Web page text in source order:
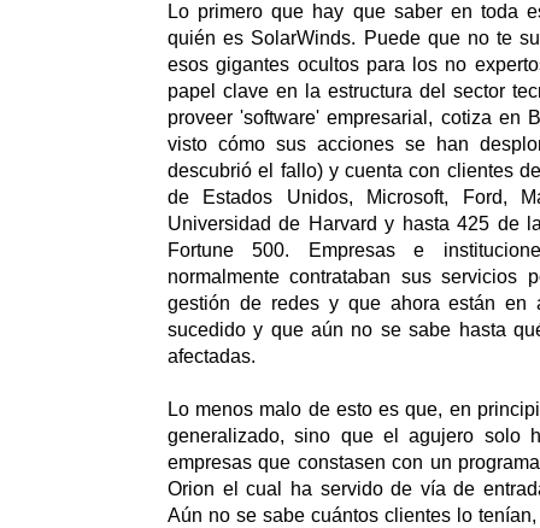
Lo primero que hay que saber en toda
quién es SolarWinds. Puede que no te
esos gigantes ocultos para los no
papel clave en la estructura del sector
proveer 'software' empresarial, cotiza en
visto cómo sus acciones se han
descubrió el fallo) y cuenta con clientes
de Estados Unidos, Microsoft, Ford,
Universidad de Harvard y hasta 425 de
Fortune 500. Empresas e
normalmente contrataban sus servicios
gestión de redes y que ahora están en
sucedido y que aún no se sabe hasta
afectadas.
Lo menos malo de esto es que, en
generalizado, sino que el agujero solo
empresas que constasen con un
Orion el cual ha servido de vía de
Aún no se sabe cuántos clientes lo